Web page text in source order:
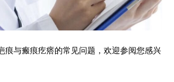
痕与瘢痕疙瘩的常见问题，欢迎参阅您感兴